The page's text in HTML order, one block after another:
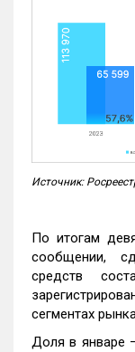
Источник:
По итогам
сообщении,
средств
сегментах
Доля в январе